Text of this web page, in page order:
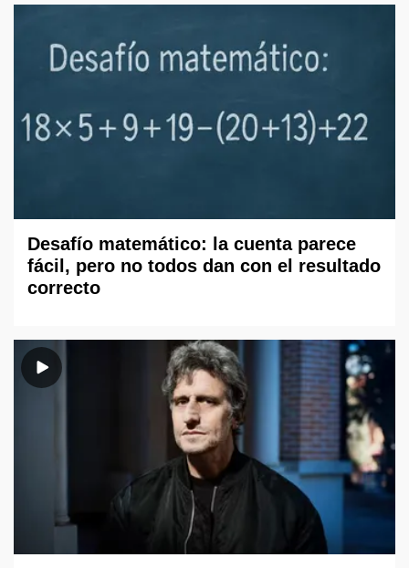
Desafío matemático: la cuenta parece
fácil, pero no todos dan con el resultado
correcto